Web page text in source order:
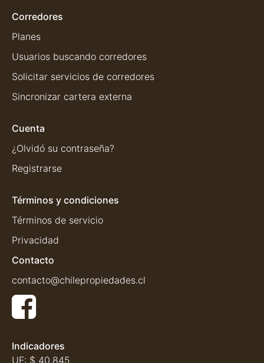
Corredores
Planes
Usuarios buscando corredores
Solicitar servicios de corredores
Sincronizar cartera externa
Cuenta
¿Olvidó su contraseña?
Registrarse
Términos y condiciones
Términos de servicio
Privacidad
Contacto
contacto@chilepropiedades.cl
Indicadores
UF: $ 40.845